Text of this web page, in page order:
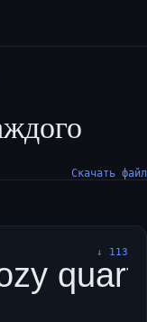
Скачать файл
↓ 113